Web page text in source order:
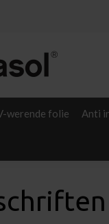
werende folie Anti